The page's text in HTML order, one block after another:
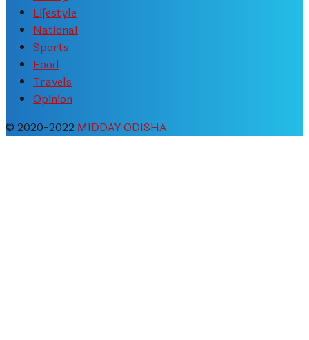
Lifestyle
National
Sports
Food
Travels
Opinion
© 2020-2022 MIDDAY ODISHA